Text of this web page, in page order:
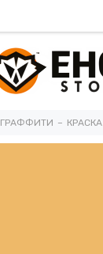
ГРАФФИТИ КРАСКА